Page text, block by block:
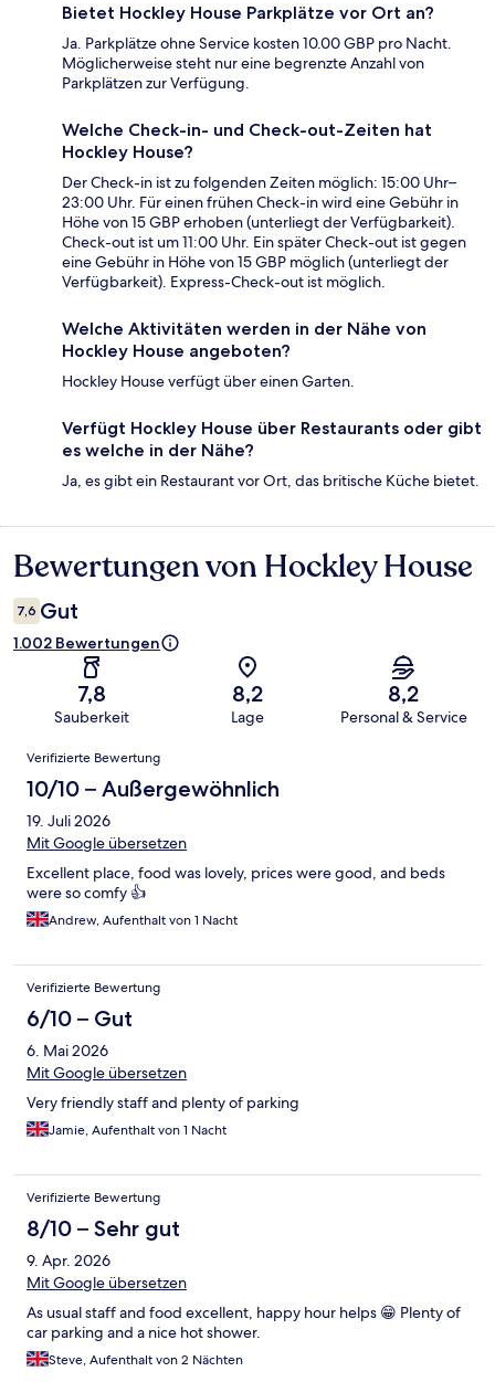
Bietet Hockley House Parkplätze vor Ort an?
Ja. Parkplätze ohne Service kosten 10.00 GBP pro Nacht.
Möglicherweise steht nur eine begrenzte Anzahl von
Parkplätzen zur Verfügung.
Welche Check-in- und Check-out-Zeiten hat
Hockley House?
Der Check-in ist zu folgenden Zeiten möglich: 15:00 Uhr–
23:00 Uhr. Für einen frühen Check-in wird eine Gebühr in
Höhe von 15 GBP erhoben (unterliegt der Verfügbarkeit).
Check-out ist um 11:00 Uhr. Ein später Check-out ist gegen
eine Gebühr in Höhe von 15 GBP möglich (unterliegt der
Verfügbarkeit). Express-Check-out ist möglich.
Welche Aktivitäten werden in der Nähe von
Hockley House angeboten?
Hockley House verfügt über einen Garten.
Verfügt Hockley House über Restaurants oder gibt
es welche in der Nähe?
Ja, es gibt ein Restaurant vor Ort, das britische Küche bietet.
Bewertungen
Bewertungen von Hockley House
7,6 Gut
1.002 Bewertungen
7,8
Sauberkeit
8,2
Lage
8,2
Personal & Service
Bewertungen
Verifizierte Bewertung
10/10 – Außergewöhnlich
19. Juli 2026
Mit Google übersetzen
Excellent place, food was lovely, prices were good, and beds
were so comfy 👍
Andrew, Aufenthalt von 1 Nacht
Verifizierte Bewertung
6/10 – Gut
6. Mai 2026
Mit Google übersetzen
Very friendly staff and plenty of parking
Jamie, Aufenthalt von 1 Nacht
Verifizierte Bewertung
8/10 – Sehr gut
9. Apr. 2026
Mit Google übersetzen
As usual staff and food excellent, happy hour helps 😁 Plenty of
car parking and a nice hot shower.
Steve, Aufenthalt von 2 Nächten